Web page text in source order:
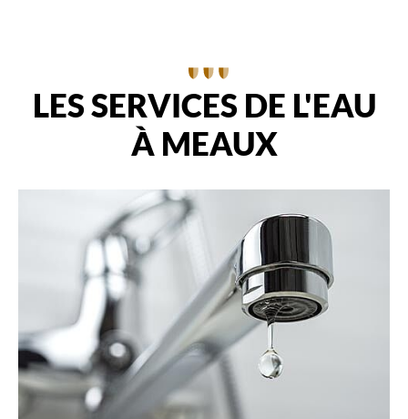
LES SERVICES DE L'EAU
À MEAUX